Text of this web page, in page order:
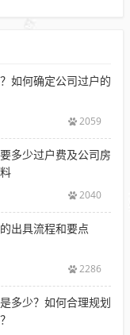
如何确定公司过户的
2059
多少过户费及公司房
2040
出具流程和要点
2286
多少？如何合理规划